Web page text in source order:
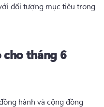
đối tượng mục tiêu trong
tháng 6
hành và cộng đồng